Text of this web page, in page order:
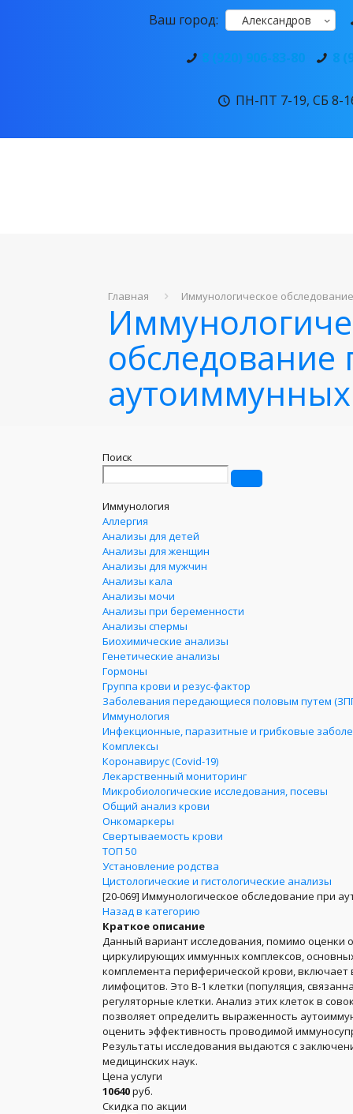
Ваш город: Александров
8 (920) 906-83-80 8
ПН-ПТ 7-19, СБ 8-
Главная Иммунологическое
обследование
Поиск
Иммунология
Аллергия
Анализы для детей
Анализы для женщин
Анализы для мужчин
Анализы кала
Анализы мочи
Анализы при беременности
Анализы спермы
Биохимические анализы
Генетические анализы
Гормоны
Группа крови и резус-фактор
Заболевания передающиеся половым путем
Иммунология
Инфекционные, паразитные и грибковые
Комплексы
Коронавирус (Covid-19)
Лекарственный мониторинг
Микробиологические исследования, посевы
Общий анализ крови
Онкомаркеры
Свертываемость крови
ТОП 50
Установление родства
Цистологические и гистологические анализы
[20-069] Иммунологическое обследование при
Назад в категорию
Краткое описание
Данный вариант исследования, помимо оценки
циркулирующих иммунных комплексов,
комплемента периферической крови, включает
лимфоцитов. Это В-1 клетки (популяция,
регуляторные клетки. Анализ этих клеток в
позволяет определить выраженность
оценить эффективность проводимой
Результаты исследования выдаются с
медицинских наук.
Цена услуги
10640руб.
Скидка по акции